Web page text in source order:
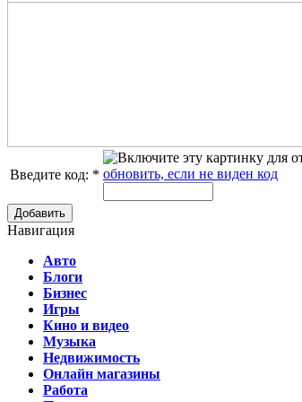
Введите код: * обновить, если не виден код
Добавить
Навигация
Авто
Блоги
Бизнес
Игры
Кино и видео
Музыка
Недвижимость
Онлайн магазины
Работа